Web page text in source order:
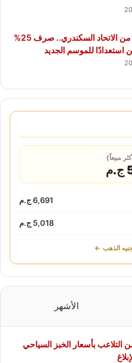
مكافأة تحفيزية من الاتحاد السكندري.. صرف 25%
استعدادًا للموسم الجديد
6,691 ج.م
5,018 ج.م
الذهب ←
الأشهر
التلاعب بأسعار الخبز السياحي